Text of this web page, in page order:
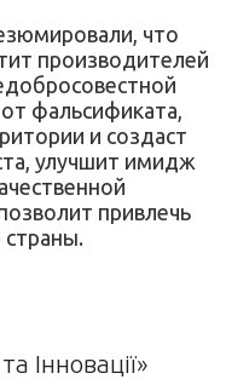
что
производителей
фальсификата,
и создаст
улучшит имидж
привлечь
страны.
Інновації»